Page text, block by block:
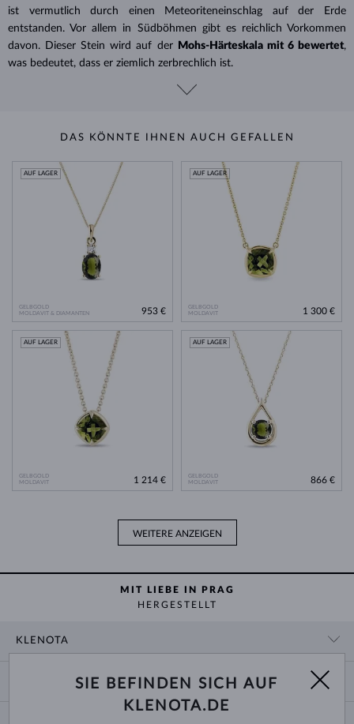
ist vermutlich durch einen Meteoriteneinschlag auf der Erde
entstanden. Vor allem in Südböhmen gibt es reichlich Vorkommen
davon. Dieser Stein wird auf der
Mohs-Härteskala mit 6 bewertet,
was bedeutet, dass er ziemlich zerbrechlich ist.
DAS KÖNNTE IHNEN AUCH GEFALLEN
GELBGOLD
MOLDAVIT & DIAMANTEN
AUF LAGER
953 €
GELBGOLD
MOLDAVIT
AUF LAGER
1 300 €
GELBGOLD
MOLDAVIT
AUF LAGER
1 214 €
GELBGOLD
MOLDAVIT
AUF LAGER
866 €
WEITERE ANZEIGEN
MIT LIEBE IN PRAG
HERGESTELLT
KLENOTA
ZAHLUNG UND VERSAND
SIE BEFINDEN SICH AUF
KLENOTA.DE